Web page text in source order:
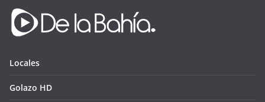
Locales
Golazo HD